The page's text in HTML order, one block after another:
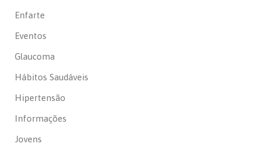
Enfarte
Eventos
Glaucoma
Hábitos Saudáveis
Hipertensão
Informações
Jovens